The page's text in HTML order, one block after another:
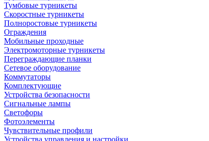
Тумбовые турникеты
Скоростные турникеты
Полноростовые турникеты
Ограждения
Мобильные проходные
Электромоторные турникеты
Переграждающие планки
Сетевое оборудование
Коммутаторы
Комплектующие
Устройства безопасности
Сигнальные лампы
Светофоры
Фотоэлементы
Чувствительные профили
Устройства управления и настройки